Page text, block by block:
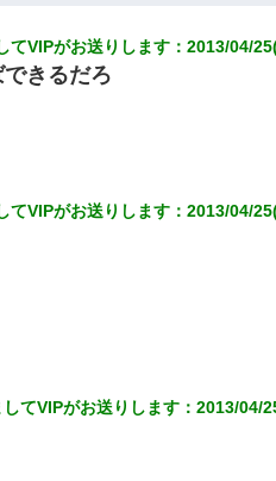
のくせにドレスなんか着ちゃっ
てる。で、なんで告白してきた
なった。しかし元職場の主要取
ヤツなんかと家族になるのはご
→ 彼女「なんで言い返してくれ
てVIPがお送りします ：2013/04/
きるだろ
てVIPがお送りします ：2013/04/
てVIPがお送りします ：2013/04/